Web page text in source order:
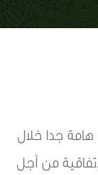
هامة جدا خلال
من أجل